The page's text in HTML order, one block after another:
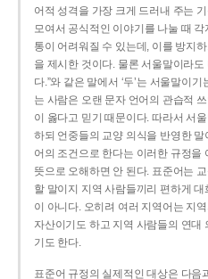
어적 성격을 가장 크게 드러내 주는
모여서 공식적인 이야기를 나눌 때
통이 어려워질 수 있는데, 이를 방지
을 제시한 것이다. 물론 서울말이라
다.”와 같은 말에서 ‘두’는 서울말이
는 사람은 오랜 문자 언어의 관습적
이 옳다고 믿기 때문이다. 따라서 서
하되 언중들의 교양 의식을 반영한
어의 조건으로 한다는 이러한 규정을
뜻으로 오해하면 안 된다. 표준어는
할 말이지 지역 사람들끼리 편하게
이 아니다. 오히려 여러 지역어는 지
자산이기도 하고 지역 사람들의 연대
기도 한다.
표준어 규정의 실제적인 대상은 다음